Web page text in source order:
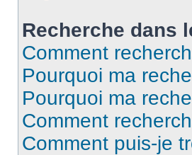
Recherche dans
Comment
Pourquoi ma
Pourquoi ma
Comment
Comment puis-je